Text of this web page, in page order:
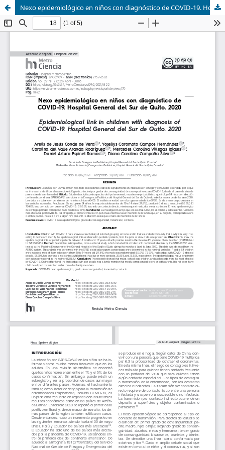
Nexo epidemiológico en niños con diagnóstico de COVID-19. Hospital General del Sur de Quito. 2020